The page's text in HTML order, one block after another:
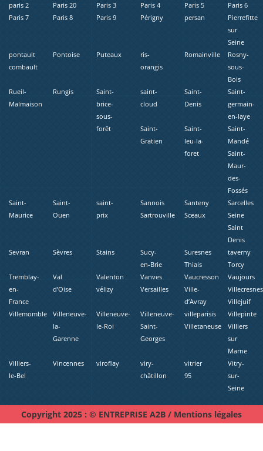
paris 2
Paris 20 Paris 3 Paris 4 Paris 5
Paris 6
Paris 7
Paris 8 Paris 9 Périgny persan
Pierrefitte
sur
Seine
pontault
combault
Pontoise Puteaux
ris-
orangis
Romainville
Rosny-
sous-
Bois
Rueil-
Malmaison
Rungis
Saint-
brice-
sous-
forêt
saint-
cloud
Saint-
Denis
Saint-
germain-
en-laye
Saint-
Gratien
Saint-
leu-la-
foret
Saint-
Mandé
Saint-
Maur-
des-
Fossés
Saint-
Maurice
Saint-
Ouen
saint-
prix
Sannois Santeny
Sarcelles
Sartrouville
Sceaux
Seine
Saint
Denis
Sevran
Sèvres Stains
Sucy-
en-Brie
Suresnes
taverny
Thiais
Torcy
Tremblay-
en-
France
Val
d’Oise
Valenton Vanves Vaucresson
Vaujours
vélizy
Versailles
Ville-
d’Avray
Villecresnes
Villejuif
Villemomble
Villeneuve-
la-
Garenne
Villeneuve-
le-Roi
Villeneuve-
Saint-
Georges
villeparisis
Villepinte
Villetaneuse
Villiers
sur
Marne
Villiers-
le-Bel
Vincennes viroflay
viry-
châtillon
vitrier
95
Vitry-
sur-
Seine
Copyright 2025 : © ENTREPRISE A2B / Mentions légales